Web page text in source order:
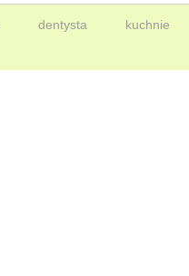
dentysta kuchnie